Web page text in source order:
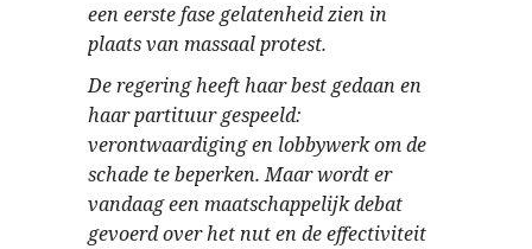
een eerste fase gelatenheid zien in
plaats van massaal protest.
De regering heeft haar best gedaan en
haar partituur gespeeld:
verontwaardiging en lobbywerk om de
schade te beperken. Maar wordt er
vandaag een maatschappelijk debat
gevoerd over het nut en de effectiviteit